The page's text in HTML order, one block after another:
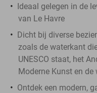
Ideaal gelegen in de
van Le Havre
Dicht bij diverse
zoals de waterkant
UNESCO staat, het
Moderne Kunst en
Ontdek een modern,